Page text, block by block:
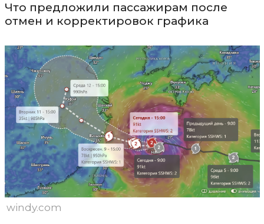
Что предложили пассажирам после
отмен и корректировок графика
windy.com